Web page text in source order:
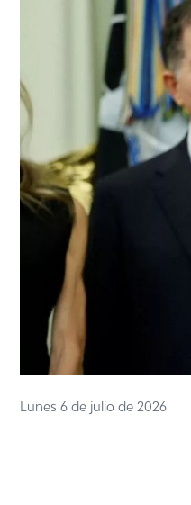
Lunes 6 de julio de 2026